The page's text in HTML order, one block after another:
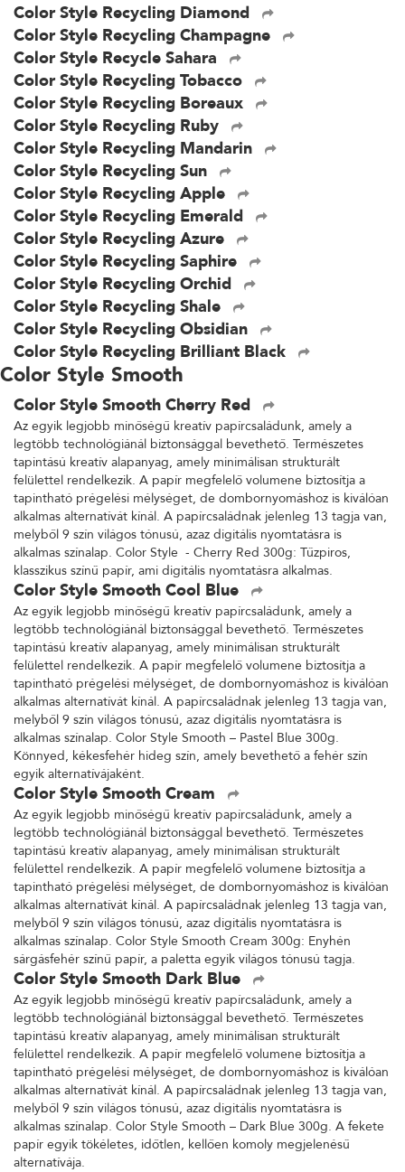
Color Style Recycling Diamond
Color Style Recycling Champagne
Color Style Recycle Sahara
Color Style Recycling Tobacco
Color Style Recycling Boreaux
Color Style Recycling Ruby
Color Style Recycling Mandarin
Color Style Recycling Sun
Color Style Recycling Apple
Color Style Recycling Emerald
Color Style Recycling Azure
Color Style Recycling Saphire
Color Style Recycling Orchid
Color Style Recycling Shale
Color Style Recycling Obsidian
Color Style Recycling Brilliant Black
Color Style Smooth
Color Style Smooth Cherry Red
Az egyik legjobb minőségű kreatív papírcsaládunk, amely a
legtöbb technológiánál biztonsággal bevethető. Természetes
tapintású kreatív alapanyag, amely minimálisan strukturált
felülettel rendelkezik. A papír megfelelő volumene biztosítja a
tapintható prégelési mélységet, de dombornyomáshoz is kiválóan
alkalmas alternatívát kínál. A papírcsaládnak jelenleg 13 tagja van,
melyből 9 szín világos tónusú, azaz digitális nyomtatásra is
alkalmas színalap. Color Style - Cherry Red 300g: Tűzpiros,
klasszikus színű papír, ami digitális nyomtatásra alkalmas.
Color Style Smooth Cool Blue
Az egyik legjobb minőségű kreatív papírcsaládunk, amely a
legtöbb technológiánál biztonsággal bevethető. Természetes
tapintású kreatív alapanyag, amely minimálisan strukturált
felülettel rendelkezik. A papír megfelelő volumene biztosítja a
tapintható prégelési mélységet, de dombornyomáshoz is kiválóan
alkalmas alternatívát kínál. A papírcsaládnak jelenleg 13 tagja van,
melyből 9 szín világos tónusú, azaz digitális nyomtatásra is
alkalmas színalap. Color Style Smooth – Pastel Blue 300g.
Könnyed, kékesfehér hideg szín, amely bevethető a fehér szín
egyik alternatívájaként.
Color Style Smooth Cream
Az egyik legjobb minőségű kreatív papírcsaládunk, amely a
legtöbb technológiánál biztonsággal bevethető. Természetes
tapintású kreatív alapanyag, amely minimálisan strukturált
felülettel rendelkezik. A papír megfelelő volumene biztosítja a
tapintható prégelési mélységet, de dombornyomáshoz is kiválóan
alkalmas alternatívát kínál. A papírcsaládnak jelenleg 13 tagja van,
melyből 9 szín világos tónusú, azaz digitális nyomtatásra is
alkalmas színalap. Color Style Smooth Cream 300g: Enyhén
sárgásfehér színű papír, a paletta egyik világos tónusú tagja.
Color Style Smooth Dark Blue
Az egyik legjobb minőségű kreatív papírcsaládunk, amely a
legtöbb technológiánál biztonsággal bevethető. Természetes
tapintású kreatív alapanyag, amely minimálisan strukturált
felülettel rendelkezik. A papír megfelelő volumene biztosítja a
tapintható prégelési mélységet, de dombornyomáshoz is kiválóan
alkalmas alternatívát kínál. A papírcsaládnak jelenleg 13 tagja van,
melyből 9 szín világos tónusú, azaz digitális nyomtatásra is
alkalmas színalap. Color Style Smooth – Dark Blue 300g. A fekete
papír egyik tökéletes, időtlen, kellően komoly megjelenésű
alternatívája.